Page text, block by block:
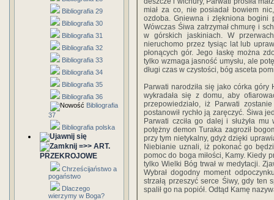
Bibliografia 29
Bibliografia 30
Bibliografia 31
Bibliografia 32
Bibliografia 33
Bibliografia 34
Bibliografia 35
Bibliografia 36
Bibliografia
37
Bibliografia polska
=>> ART.
PRZEKROJOWE
Chrześcijaństwo a
pogaństwo
Dlaczego
wierzymy w Boga?
miał za co, nie posiadał bowiem
ozdoba. Gniewna i zlękniona bogini
Wówczas Śiwa zatrzymał chmurę i
w górskich jaskiniach. W
nieruchomo przez tysiąc lat lub
płonących gór. Jego łaskę można
tylko wzmaga jasność umysłu, ale
długi czas w czystości, bóg asceta
Parwati narodziła się jako córka
wykradała się z domu, aby
przepowiedziało, iż Parwati
postanowił rychło ją zaręczyć. Śiwa
Parwati czciła go dalej i służyła
potężny demon Turaka zagroził
przy tym nietykalny, gdyż dzięki
Niebianie uznali, iż pokonać go
pomoc do boga miłości, Kamy. Kiedy
tylko Wielki Bóg trwał w medytacji.
Wybrał dogodny moment
strzałą przeszyć serce Śiwy, gdy ten
spalił go na popiół. Odtąd Kamę